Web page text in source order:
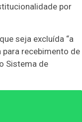
por
seja excluída “a
recebimento de
Sistema de